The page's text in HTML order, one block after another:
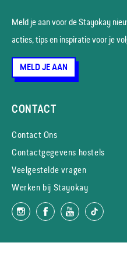
Meld je aan voor de Stayokay
acties, tips en inspiratie voor je
MELD JE AAN
CONTACT
Contact Ons
Contactgegevens hostels
Veelgestelde vragen
Werken bij Stayokay